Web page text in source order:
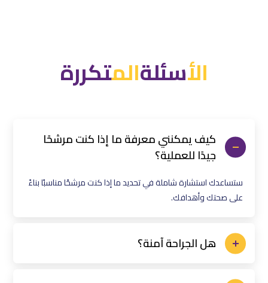
الأسئلةالمتكررة
كيف يمكنني معرفة ما إذا كنت مرشحًا
جيدًا للعملية؟
ستساعدك استشارة شاملة في تحديد ما إذا كنت مرشحًا مناسبًا بناءً
على صحتك وأهدافك.
هل الجراحة آمنة؟